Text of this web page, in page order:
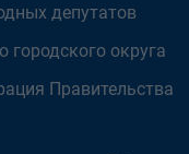
депутатов
городского округа
Правительства